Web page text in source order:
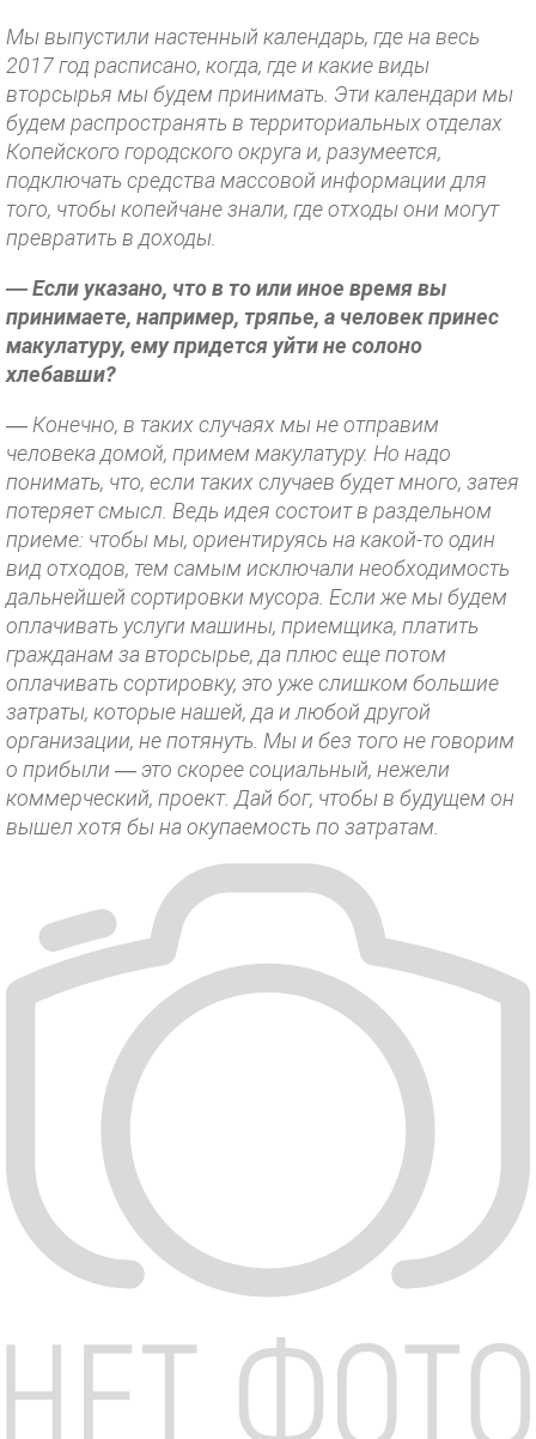
Мы выпустили настенный календарь, где на весь
2017 год расписано, когда, где и какие виды
вторсырья мы будем принимать. Эти календари мы
будем распространять в территориальных отделах
Копейского городского округа и, разумеется,
подключать средства массовой информации для
того, чтобы копейчане знали, где отходы они могут
превратить в доходы.
— Если указано, что в то или иное время вы
принимаете, например, тряпье, а человек принес
макулатуру, ему придется уйти не солоно
хлебавши?
— Конечно, в таких случаях мы не отправим
человека домой, примем макулатуру. Но надо
понимать, что, если таких случаев будет много, затея
потеряет смысл. Ведь идея состоит в раздельном
приеме: чтобы мы, ориентируясь на какой-то один
вид отходов, тем самым исключали необходимость
дальнейшей сортировки мусора. Если же мы будем
оплачивать услуги машины, приемщика, платить
гражданам за вторсырье, да плюс еще потом
оплачивать сортировку, это уже слишком большие
затраты, которые нашей, да и любой другой
организации, не потянуть. Мы и без того не говорим
о прибыли — это скорее социальный, нежели
коммерческий, проект. Дай бог, чтобы в будущем он
вышел хотя бы на окупаемость по затратам.